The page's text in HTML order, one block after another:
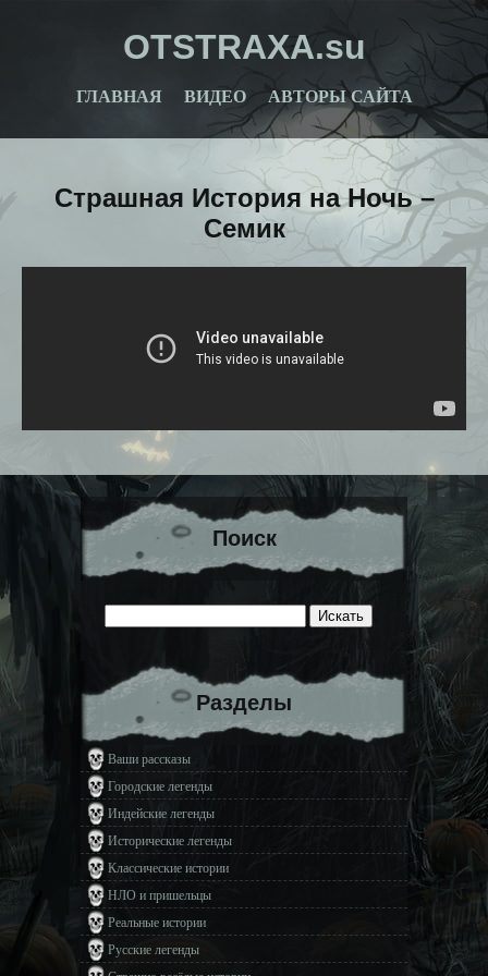
OTSTRAXA.su
ГЛАВНАЯ ВИДЕО АВТОРЫ САЙТА
Страшная История на Ночь –
Семик
Поиск
Разделы
Ваши рассказы
Городские легенды
Индейские легенды
Исторические легенды
Классические истории
НЛО и пришельцы
Реальные истории
Русские легенды